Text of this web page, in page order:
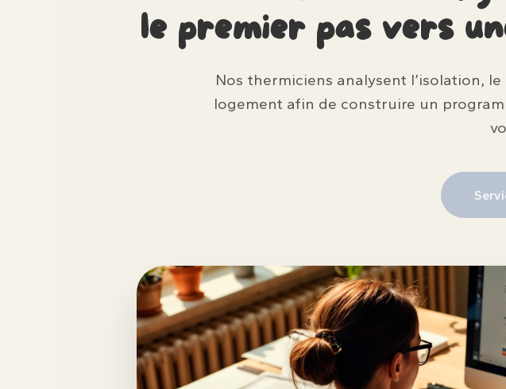
le premier pas vers
Nos thermiciens analysent l’isolation,
logement afin de construire un